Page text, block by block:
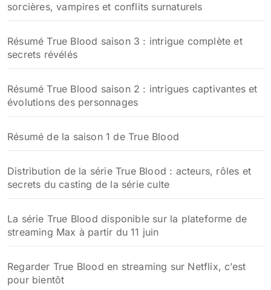
sorcières, vampires et conflits surnaturels
Résumé True Blood saison 3 : intrigue complète et
secrets révélés
Résumé True Blood saison 2 : intrigues captivantes et
évolutions des personnages
Résumé de la saison 1 de True Blood
Distribution de la série True Blood : acteurs, rôles et
secrets du casting de la série culte
La série True Blood disponible sur la plateforme de
streaming Max à partir du 11 juin
Regarder True Blood en streaming sur Netflix, c’est
pour bientôt